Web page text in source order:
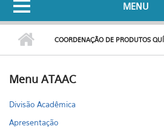
MENU
COORDENAÇÃO DE PRODUTOS
Menu ATAAC
Divisão Acadêmica
Apresentação